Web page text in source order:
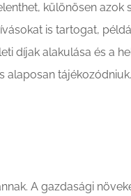
különösen azok
is tartogat,
díjak alakulása és a
alaposan tájékozódniuk.
A gazdasági